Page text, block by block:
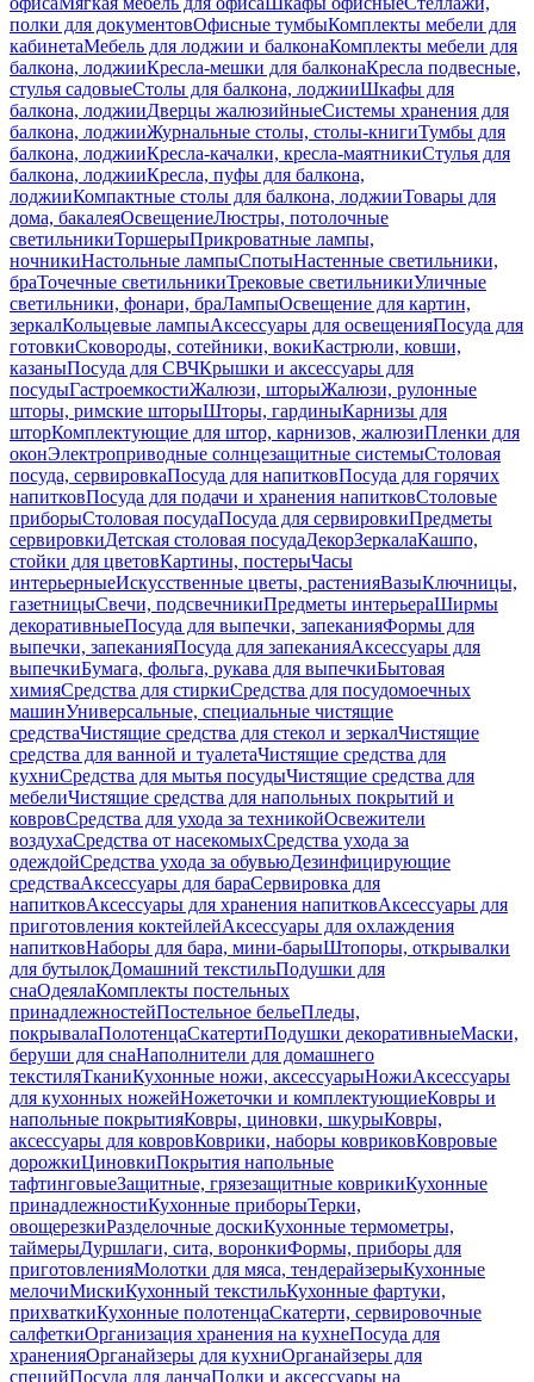
полки для документовОфисные тумбыКомплекты мебели для
кабинетаМебель для лоджии и балконаКомплекты мебели для
балкона, лоджииКресла-мешки для балконаКресла подвесные,
стулья садовыеСтолы для балкона, лоджииШкафы для
балкона, лоджииДверцы жалюзийныеСистемы хранения для
балкона, лоджииЖурнальные столы, столы-книгиТумбы для
балкона, лоджииКресла-качалки, кресла-маятникиСтулья для
балкона, лоджииКресла, пуфы для балкона,
лоджииКомпактные столы для балкона, лоджииТовары для
дома, бакалеяОсвещениеЛюстры, потолочные
светильникиТоршерыПрикроватные лампы,
ночникиНастольные лампыСпотыНастенные светильники,
браТочечные светильникиТрековые светильникиУличные
светильники, фонари, браЛампыОсвещение для картин,
зеркалКольцевые лампыАксессуары для освещенияПосуда для
готовкиСковороды, сотейники, вокиКастрюли, ковши,
казаныПосуда для СВЧКрышки и аксессуары для
посудыГастроемкостиЖалюзи, шторыЖалюзи, рулонные
шторы, римские шторыШторы, гардиныКарнизы для
шторКомплектующие для штор, карнизов, жалюзиПленки для
оконЭлектроприводные солнцезащитные системыСтоловая
посуда, сервировкаПосуда для напитковПосуда для горячих
напитковПосуда для подачи и хранения напитковСтоловые
приборыСтоловая посудаПосуда для сервировкиПредметы
сервировкиДетская столовая посудаДекорЗеркалаКашпо,
стойки для цветовКартины, постерыЧасы
интерьерныеИскусственные цветы, растенияВазыКлючницы,
газетницыСвечи, подсвечникиПредметы интерьераШирмы
декоративныеПосуда для выпечки, запеканияФормы для
выпечки, запеканияПосуда для запеканияАксессуары для
выпечкиБумага, фольга, рукава для выпечкиБытовая
химияСредства для стиркиСредства для посудомоечных
машинУниверсальные, специальные чистящие
средстваЧистящие средства для стекол и зеркалЧистящие
средства для ванной и туалетаЧистящие средства для
кухниСредства для мытья посудыЧистящие средства для
мебелиЧистящие средства для напольных покрытий и
ковровСредства для ухода за техникойОсвежители
воздухаСредства от насекомыхСредства ухода за
одеждойСредства ухода за обувьюДезинфицирующие
средстваАксессуары для бараСервировка для
напитковАксессуары для хранения напитковАксессуары для
приготовления коктейлейАксессуары для охлаждения
напитковНаборы для бара, мини-барыШтопоры, открывалки
для бутылокДомашний текстильПодушки для
снаОдеялаКомплекты постельных
принадлежностейПостельное бельеПледы,
покрывалаПолотенцаСкатертиПодушки декоративныеМаски,
беруши для снаНаполнители для домашнего
текстиляТканиКухонные ножи, аксессуарыНожиАксессуары
для кухонных ножейНожеточки и комплектующиеКовры и
напольные покрытияКовры, циновки, шкурыКовры,
аксессуары для ковровКоврики, наборы ковриковКовровые
дорожкиЦиновкиПокрытия напольные
тафтинговыеЗащитные, грязезащитные коврикиКухонные
принадлежностиКухонные приборыТерки,
овощерезкиРазделочные доскиКухонные термометры,
таймерыДуршлаги, сита, воронкиФормы, приборы для
приготовленияМолотки для мяса, тендерайзерыКухонные
мелочиМискиКухонный текстильКухонные фартуки,
прихваткиКухонные полотенцаСкатерти, сервировочные
салфеткиОрганизация хранения на кухнеПосуда для
храненияОрганайзеры для кухниОрганайзеры для
специйПосуда для ланчаПолки и аксессуары на